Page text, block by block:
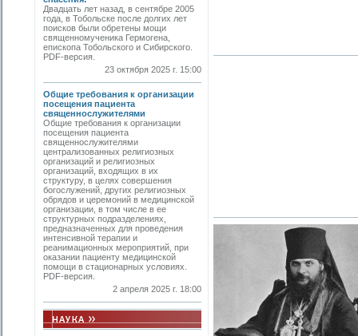
Двадцать лет назад, в сентябре 2005
года, в Тобольске после долгих лет
поисков были обретены мощи
священномученика Гермогена,
епископа Тобольского и Сибирского.
PDF-версия.
23 октября 2025 г. 15:00
Общие требования к организации
посещения пациента
священнослужителями
Общие требования к организации
посещения пациента
священнослужителями
централизованных религиозных
организаций и религиозных
организаций, входящих в их
структуру, в целях совершения
богослужений, других религиозных
обрядов и церемоний в медицинской
организации, в том числе в ее
структурных подразделениях,
предназначенных для проведения
интенсивной терапии и
реанимационных мероприятий, при
оказании пациенту медицинской
помощи в стационарных условиях.
PDF-версия.
2 апреля 2025 г. 18:00